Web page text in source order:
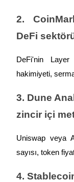
2.
DeFi
DeFi'nin
hakimiyeti,
3. Dune
zincir içi
Uniswap veya
sayısı, token
4.